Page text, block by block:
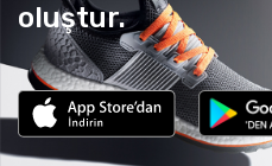
oluştur.